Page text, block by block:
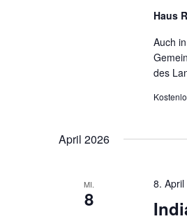
Haus
Auch
des
April 2026
MI.
8
8.